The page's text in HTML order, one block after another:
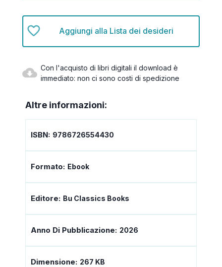
Aggiungi alla Lista dei desideri
Con l'acquisto di libri digitali il download è
immediato: non ci sono costi di spedizione
Altre informazioni:
ISBN: 9786726554430
Formato: Ebook
Editore: Bu Classics Books
Anno Di Pubblicazione: 2026
Dimensione: 267 KB